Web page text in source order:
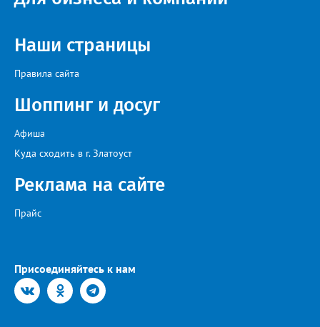
певец, победитель главного патриотического конкурса страны
искусства «Золотая лира», участник телевизионных проектов
на Первом канале, обладатель звания «Голос страны» Алексей
Наши страницы
Правила сайта
Шоппинг и досуг
Афиша
Куда сходить в г. Златоуст
Реклама на сайте
Прайс
Присоединяйтесь к нам